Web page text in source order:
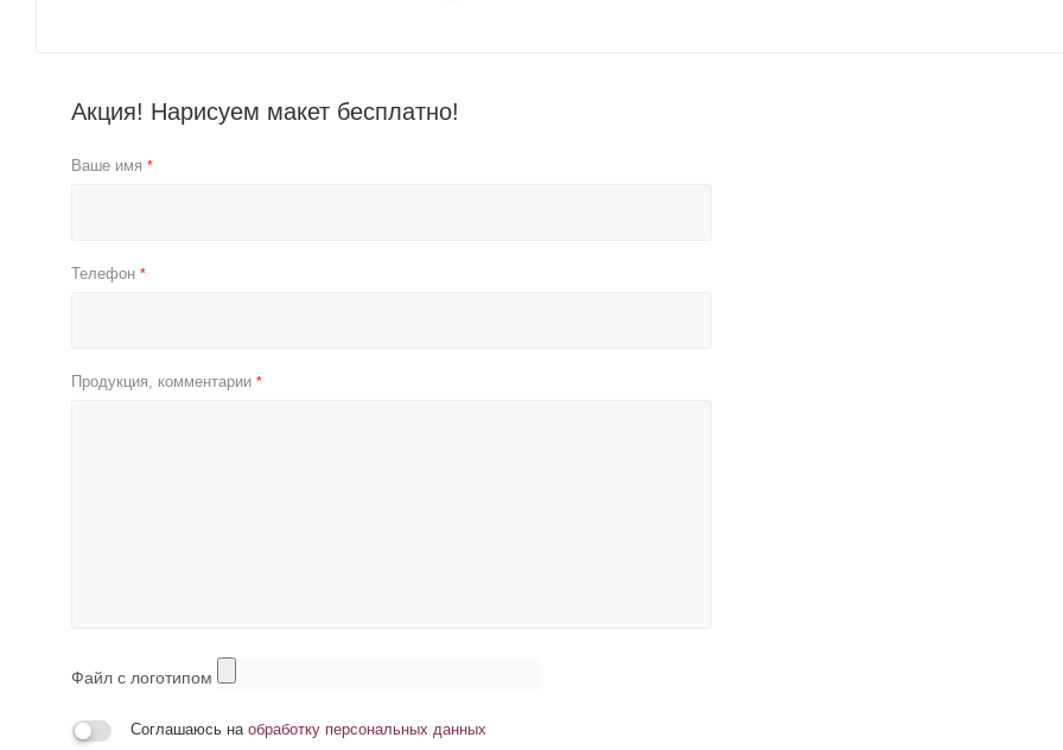
Акция! Нарисуем макет бесплатно!
Ваше имя *
Телефон *
Продукция, комментарии *
Файл с логотипом
Соглашаюсь на обработку персональных данных